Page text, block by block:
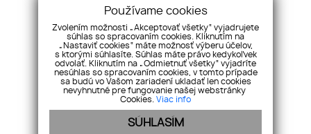
kosickarealitna@gmail.com
Používame cookies
Zvolením možnosti „Akceptovať všetky“ vyjadrujete
súhlas so spracovaním cookies. Kliknutím na
„Nastaviť cookies“ máte možnosť výberu účelov,
s ktorými súhlasíte. Súhlas máte právo kedykoľvek
odvolať. Kliknutím na „Odmietnuť všetky“ vyjadríte
nesúhlas so spracovaním cookies, v tomto prípade
sa budú vo Vašom zariadení ukladať len cookies
nevyhnutné pre fungovanie našej webstránky
Cookies. Viac info
SÚHLASÍM